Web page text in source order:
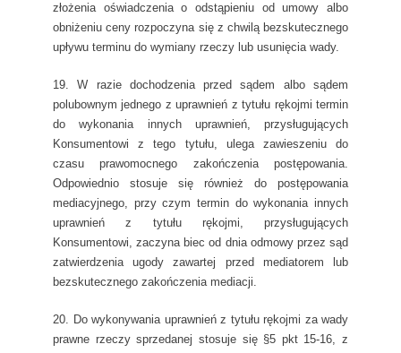
złożenia oświadczenia o odstąpieniu od umowy albo
obniżeniu ceny rozpoczyna się z chwilą bezskutecznego
upływu terminu do wymiany rzeczy lub usunięcia wady.
19. W razie dochodzenia przed sądem albo sądem
polubownym jednego z uprawnień z tytułu rękojmi termin
do wykonania innych uprawnień, przysługujących
Konsumentowi z tego tytułu, ulega zawieszeniu do
czasu prawomocnego zakończenia postępowania.
Odpowiednio stosuje się również do postępowania
mediacyjnego, przy czym termin do wykonania innych
uprawnień z tytułu rękojmi, przysługujących
Konsumentowi, zaczyna biec od dnia odmowy przez sąd
zatwierdzenia ugody zawartej przed mediatorem lub
bezskutecznego zakończenia mediacji.
20. Do wykonywania uprawnień z tytułu rękojmi za wady
prawne rzeczy sprzedanej stosuje się §5 pkt 15-16, z